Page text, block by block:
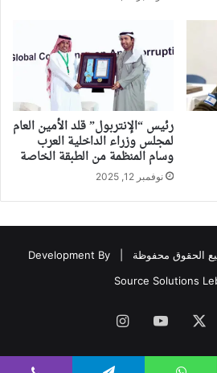
رئيس “الإنتربول” قلد الأمين العام
لمجلس وزراء الداخلية العرب
وسام المنظمة من الطبقة الخاصة
نوفمبر 12, 2025
Development By
Source Solutions
‫YouTubeانستقرام